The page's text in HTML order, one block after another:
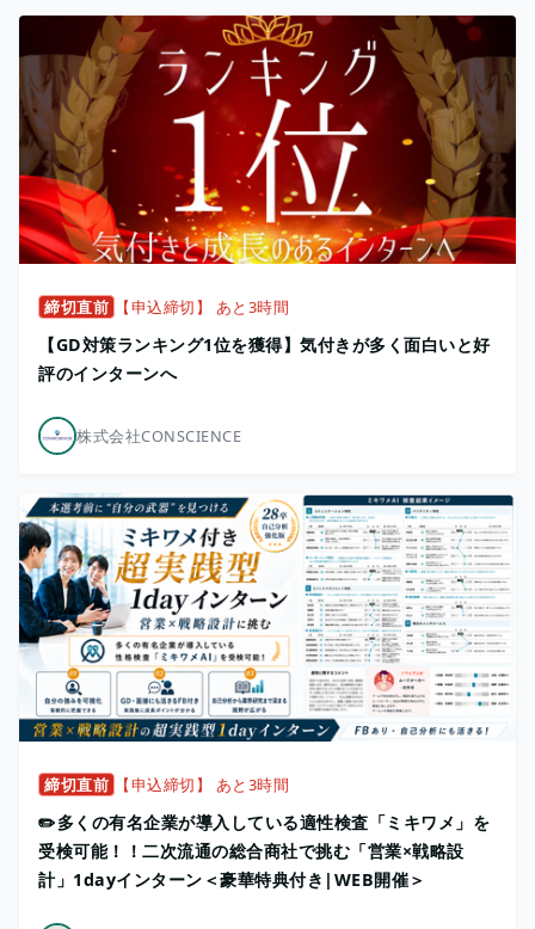
締切直前 【申込締切】 あと3時間
【GD対策ランキング1位を獲得】気付きが多く面白いと好
評のインターンへ
株式会社CONSCIENCE
締切直前 【申込締切】 あと3時間
✏️多くの有名企業が導入している適性検査「ミキワメ」を
受検可能！！二次流通の総合商社で挑む「営業×戦略設
計」1dayインターン＜豪華特典付き|WEB開催＞